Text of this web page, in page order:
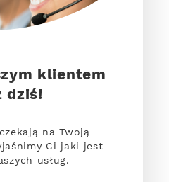
klientem
dziś!
na Twoją
Ci jaki jest
usług.